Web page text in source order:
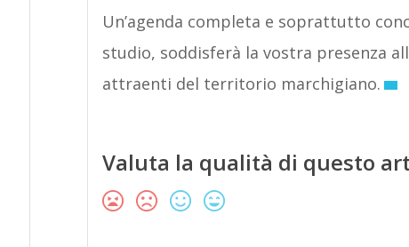
Un’agenda completa e soprattutto
studio, soddisferà la vostra presenza
attraenti del territorio marchigiano.
Valuta la qualità di questo